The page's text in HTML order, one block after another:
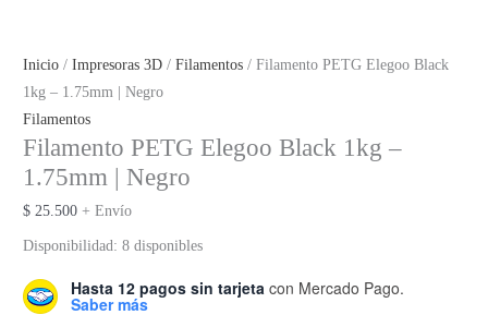
Inicio /Impresoras 3D /Filamentos / Filamento PETG Elegoo Black
1kg – 1.75mm | Negro
Filamentos
Filamento PETG Elegoo Black 1kg –
1.75mm | Negro
$ 25.500 + Envío
Disponibilidad: 8 disponibles
Hasta 12 pagos sin tarjeta con Mercado Pago.
Saber más